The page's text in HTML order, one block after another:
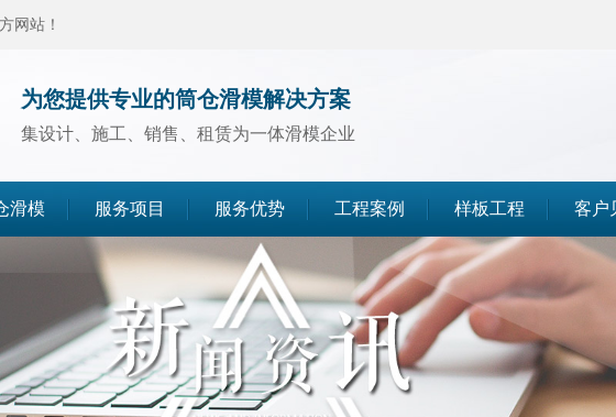
网站！
为您提供专业的筒仓滑模解决方案
集设计、施工、销售、租赁为一体滑模企业
滑模 服务项目
煤仓滑模
浅圆仓滑模 水泥仓滑模
烟囱滑模
服务优势 工程案例 样板工程 客户